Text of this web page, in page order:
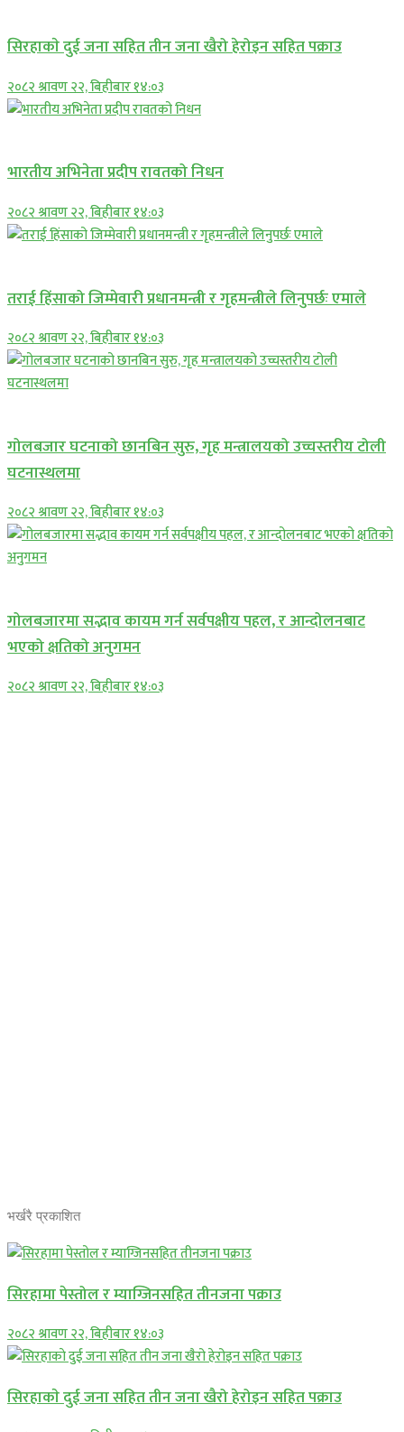
सिरहाकाे दुई जना सहित तीन जना खैरो हेरोइन सहित पक्राउ
२०८२ श्रावण २२, बिहीबार १४:०३
भारतीय अभिनेता प्रदीप रावतको निधन
२०८२ श्रावण २२, बिहीबार १४:०३
तराई हिंसाको जिम्मेवारी प्रधानमन्त्री र गृहमन्त्रीले लिनुपर्छः एमाले
२०८२ श्रावण २२, बिहीबार १४:०३
गोलबजार घटनाको छानबिन सुरु, गृह मन्त्रालयको उच्चस्तरीय टोली
घटनास्थलमा
२०८२ श्रावण २२, बिहीबार १४:०३
गोलबजारमा सद्भाव कायम गर्न सर्वपक्षीय पहल, र आन्दोलनबाट
भएको क्षतिको अनुगमन
२०८२ श्रावण २२, बिहीबार १४:०३
भर्खरै प्रकाशित
सिरहामा पेस्तोल र म्याग्जिनसहित तीनजना पक्राउ
२०८२ श्रावण २२, बिहीबार १४:०३
सिरहाकाे दुई जना सहित तीन जना खैरो हेरोइन सहित पक्राउ